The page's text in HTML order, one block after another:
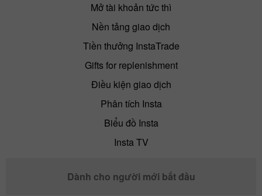
Mở tài khoản tức thì
Nền tảng giao dịch
Tiền thưởng InstaTrade
Gifts for replenishment
Điều kiện giao dịch
Phân tích Insta
Biểu đồ Insta
Insta TV
Dành cho người mới bắt đầu